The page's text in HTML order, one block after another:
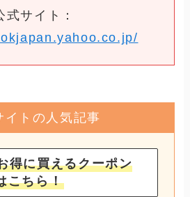
式サイト：
イトの人気記事
得に買えるクーポン
こちら！